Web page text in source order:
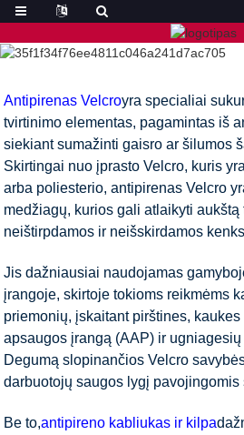
Antipirenas Velcroyra specialiai
tvirtinimo elementas, pagamintas iš
siekiant sumažinti gaisro ar šilumos
Skirtingai nuo įprasto Velcro, kuris
arba poliesterio, antipirenas Velcro
medžiagų, kurios gali atlaikyti aukštą
neištirpdamos ir neišskirdamos
Jis dažniausiai naudojamas
įrangoje, skirtoje tokioms reikmėms
priemonių, įskaitant pirštines,
apsaugos įrangą (AAP) ir
Degumą slopinančios Velcro
darbuotojų saugos lygį pavojingomis
Be to,antipireno kabliukas ir kilpa